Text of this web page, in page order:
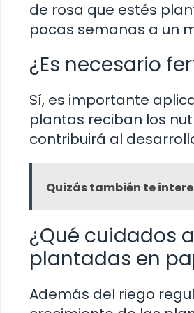
de rosa que estés
pocas semanas a un
¿Es necesario
Sí, es importante
plantas reciban los
contribuirá al
Quizás también te
¿Qué cuidados
plantadas en
Además del riego